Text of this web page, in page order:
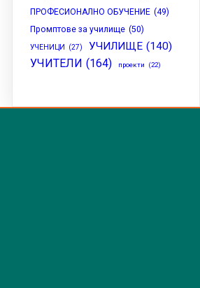
ПРОФЕСИОНАЛНО ОБУЧЕНИЕ (49)
Промптове за училище (50)
УЧЕНИЦИ (27) УЧИЛИЩЕ (140)
УЧИТЕЛИ (164) проекти (22)